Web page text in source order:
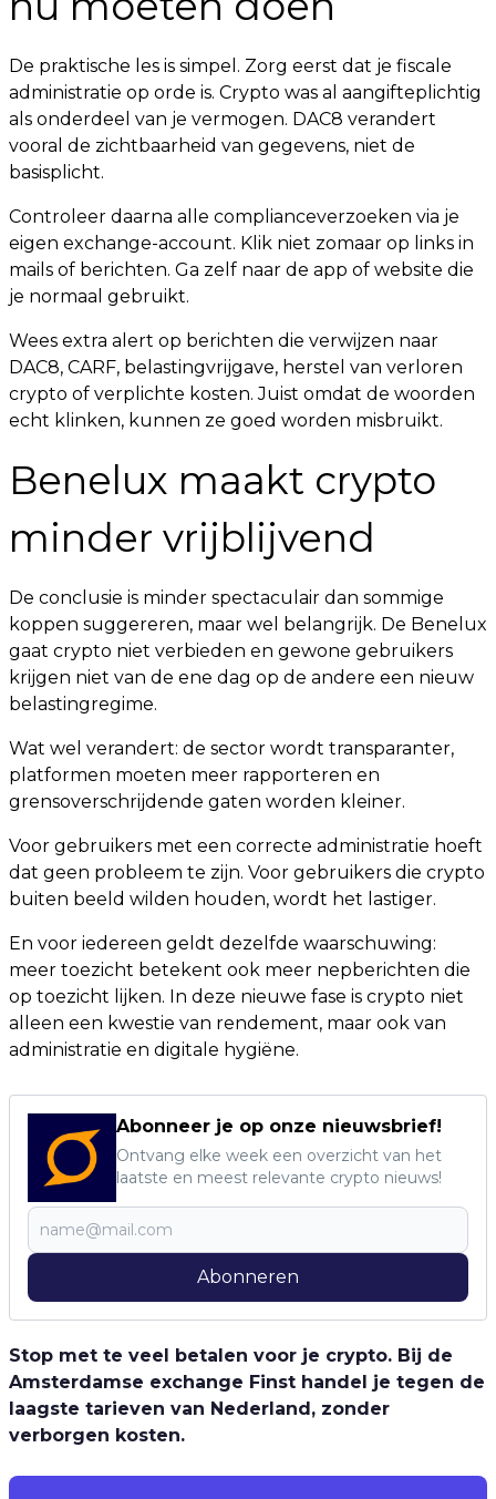
De praktische les is simpel. Zorg eerst dat je fiscale
administratie op orde is. Crypto was al aangifteplichtig
als onderdeel van je vermogen. DAC8 verandert
vooral de zichtbaarheid van gegevens, niet de
basisplicht.
Controleer daarna alle complianceverzoeken via je
eigen exchange-account. Klik niet zomaar op links in
mails of berichten. Ga zelf naar de app of website die
je normaal gebruikt.
Wees extra alert op berichten die verwijzen naar
DAC8, CARF, belastingvrijgave, herstel van verloren
crypto of verplichte kosten. Juist omdat de woorden
echt klinken, kunnen ze goed worden misbruikt.
Benelux maakt crypto
minder vrijblijvend
De conclusie is minder spectaculair dan sommige
koppen suggereren, maar wel belangrijk. De Benelux
gaat crypto niet verbieden en gewone gebruikers
krijgen niet van de ene dag op de andere een nieuw
belastingregime.
Wat wel verandert: de sector wordt transparanter,
platformen moeten meer rapporteren en
grensoverschrijdende gaten worden kleiner.
Voor gebruikers met een correcte administratie hoeft
dat geen probleem te zijn. Voor gebruikers die crypto
buiten beeld wilden houden, wordt het lastiger.
En voor iedereen geldt dezelfde waarschuwing:
meer toezicht betekent ook meer nepberichten die
op toezicht lijken. In deze nieuwe fase is crypto niet
alleen een kwestie van rendement, maar ook van
administratie en digitale hygiëne.
Abonneer je op onze nieuwsbrief!
Ontvang elke week een overzicht van het
laatste en meest relevante crypto nieuws!
Abonneren
Stop met te veel betalen voor je crypto. Bij de
Amsterdamse exchange Finst handel je tegen de
laagste tarieven van Nederland, zonder
verborgen kosten.